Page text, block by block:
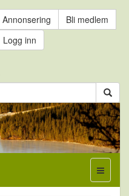
Annonsering
Bli medlem
Logg inn